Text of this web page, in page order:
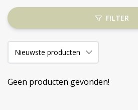
FILTER
Geen producten gevonden!